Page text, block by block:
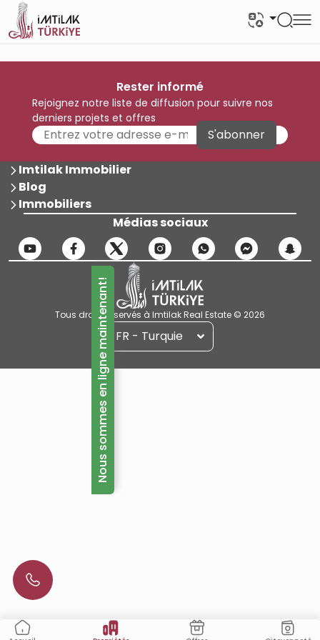
Rester informé
Rejoignez notre liste de diffusion pour suivre nos
derniers projets et offres
S'abonner
Imtilak Immobilier
Blog
Immobiliers
Médias sociaux
Tous droits réservés à Imtilak Real Estate © 2026
FR - Turquie
Nous sommes en ligne maintenant!